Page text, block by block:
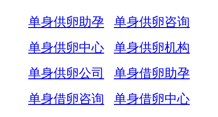
单身供卵助孕
单身供卵咨询
单身供卵中心
单身供卵机构
单身供卵公司
单身借卵助孕
单身借卵咨询
单身借卵中心